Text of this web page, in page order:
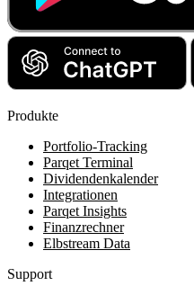
Produkte
Portfolio-Tracking
Parqet Terminal
Dividendenkalender
Integrationen
Parqet Insights
Finanzrechner
Elbstream Data
Support